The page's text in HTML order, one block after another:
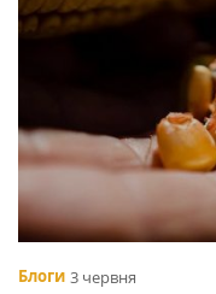
Блоги 3 червня